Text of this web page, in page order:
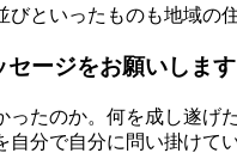
といったものも地域
ージをお願いします
ったのか。何を成し遂
分で自分に問い掛け